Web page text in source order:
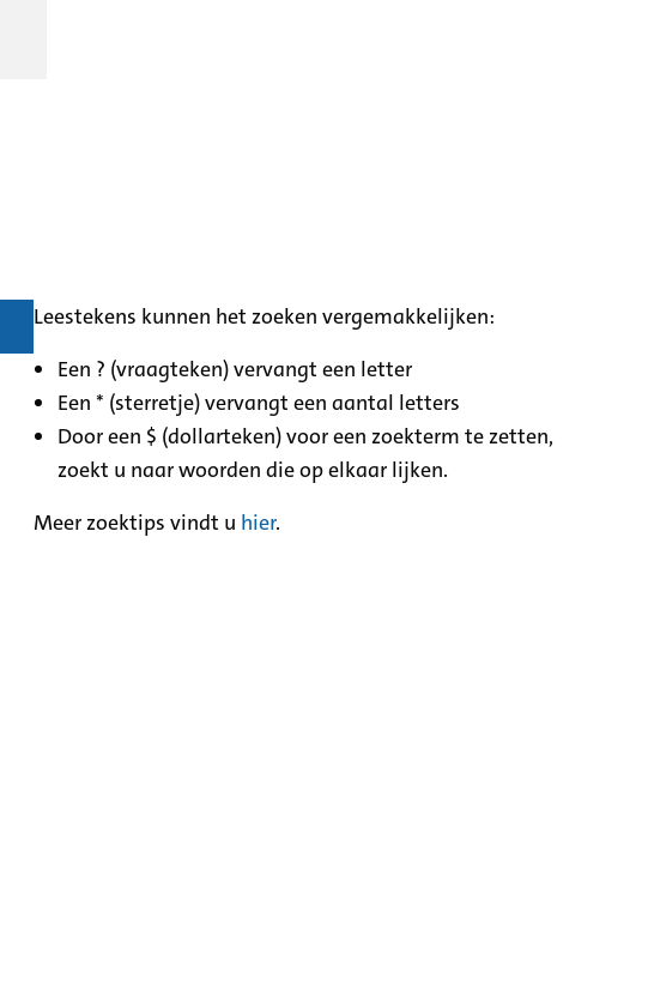
Leestekens kunnen het zoeken vergemakkelijken:
Een ? (vraagteken) vervangt een letter
Een * (sterretje) vervangt een aantal letters
Door een $ (dollarteken) voor een zoekterm te zetten,
zoekt u naar woorden die op elkaar lijken.
Meer zoektips vindt u hier.